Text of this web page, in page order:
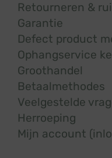
Retourneren &
Garantie
Defect product
Ophangservice
Groothandel
Betaalmethodes
Veelgestelde
Herroeping
Mijn account